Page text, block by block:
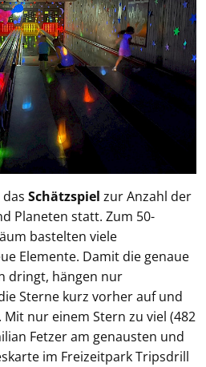
Schätzspiel zur Anzahl der
Planeten statt. Zum 50-
bastelten viele
Elemente. Damit die genaue
dringt, hängen nur
Sterne kurz vorher auf und
nur einem Stern zu viel (482
Fetzer am genausten und
im Freizeitpark Tripsdrill